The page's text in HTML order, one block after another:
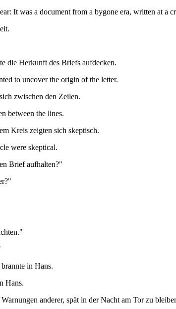
It was a document from a bygone era, written at a
die Herkunft des Briefs aufdecken.
to uncover the origin of the letter.
zwischen den Zeilen.
between the lines.
Kreis zeigten sich skeptisch.
were skeptical.
Brief aufhalten?"
in Hans.
Hans.
anderer, spät in der Nacht am Tor zu